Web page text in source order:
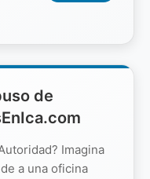
de
Imagina
a una oficina